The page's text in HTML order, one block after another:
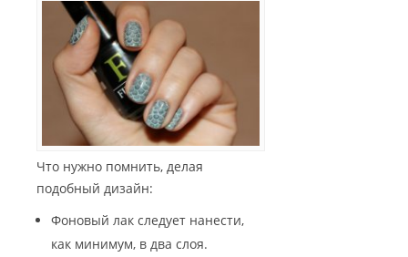
Что нужно помнить, делая
подобный дизайн:
Фоновый лак следует нанести,
как минимум, в два слоя.